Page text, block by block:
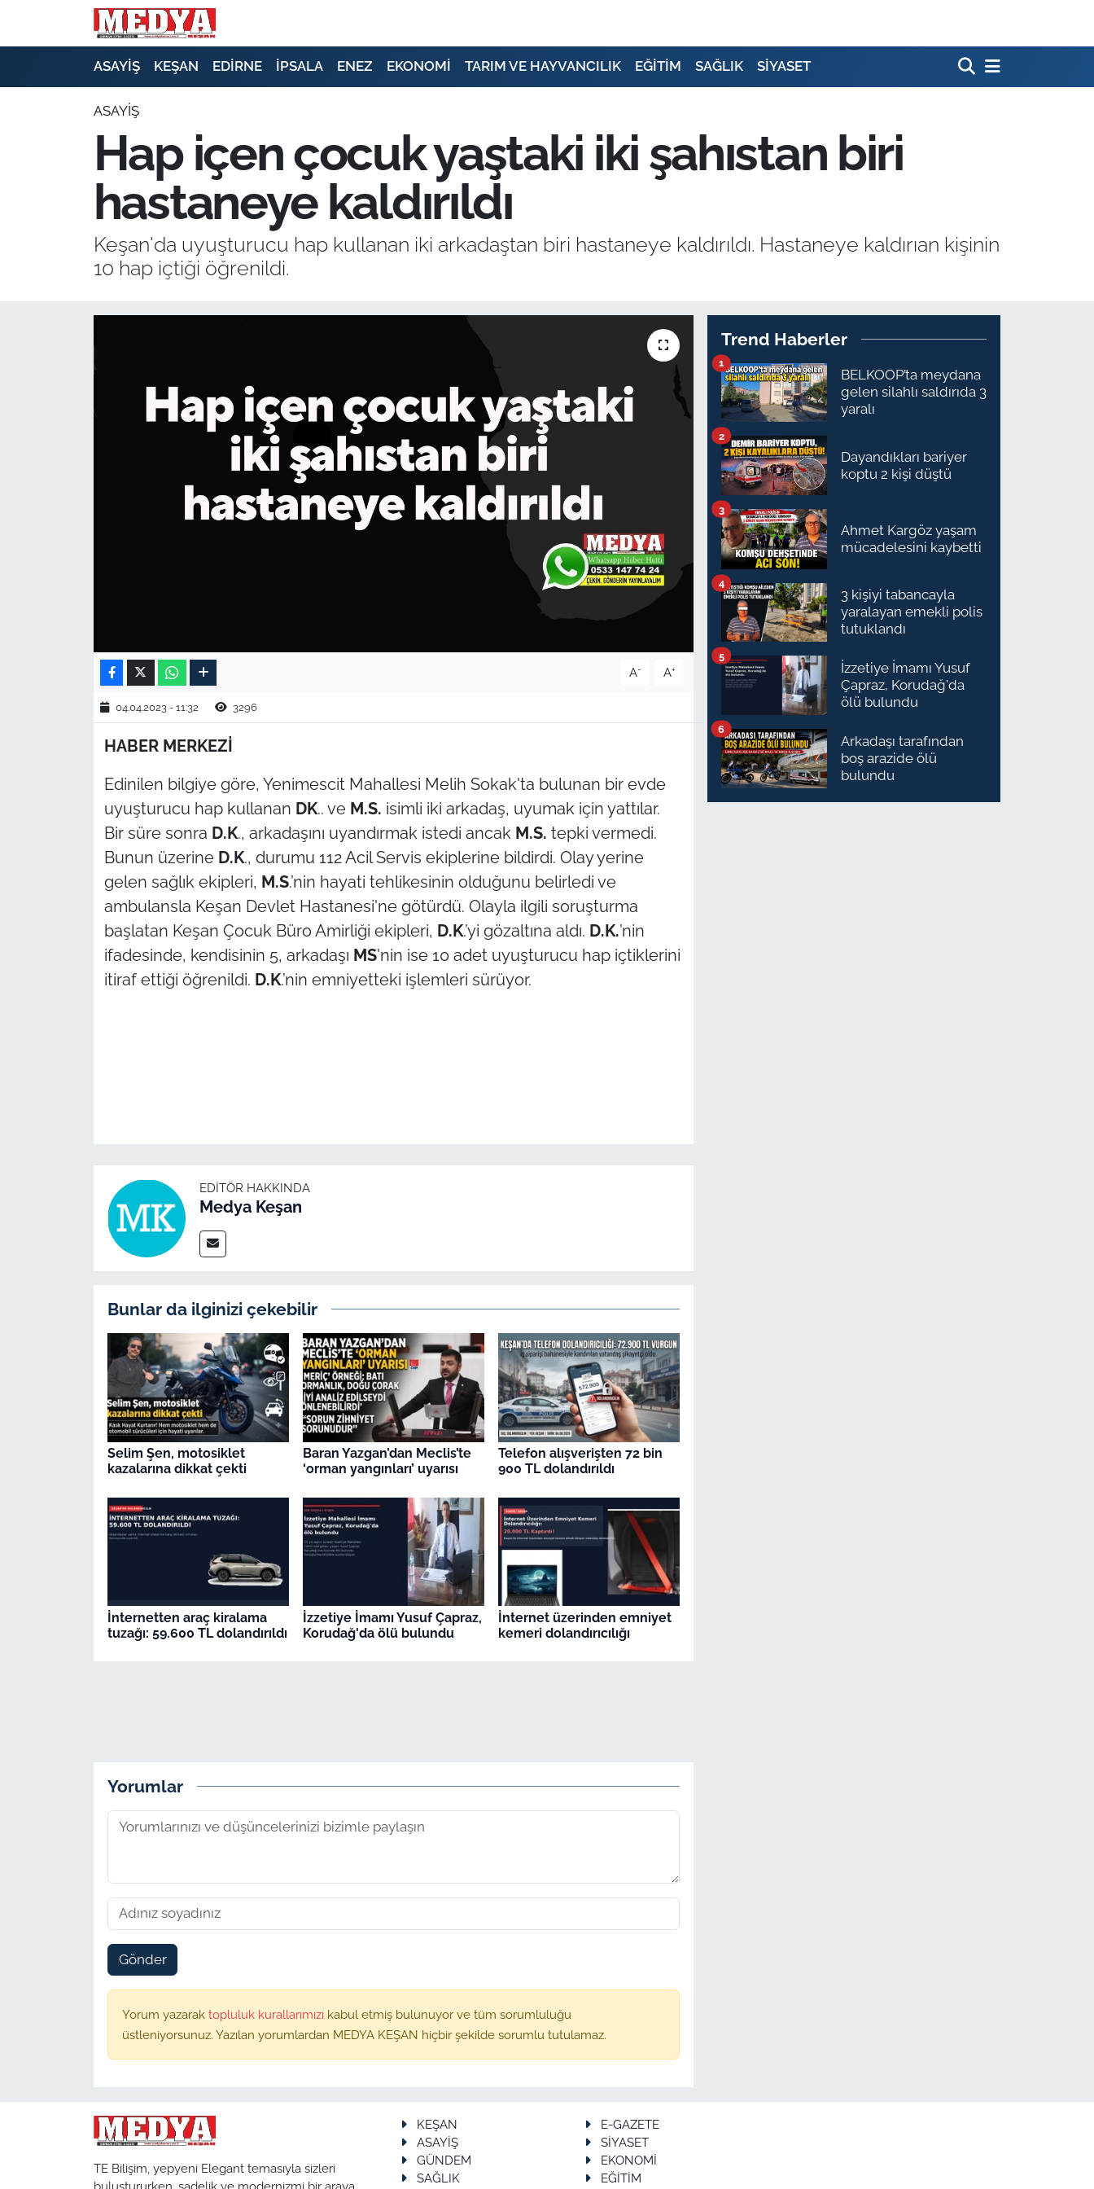
ASAYİŞ KEŞAN EDİRNE İPSALA ENEZ EKONOMİ TARIM VE HAYVANCILIK EĞİTİM SAĞLIK SİYASET
ASAYİŞ
Hap içen çocuk yaştaki iki şahıstan biri
hastaneye kaldırıldı
Keşan'da uyuşturucu hap kullanan iki arkadaştan biri hastaneye kaldırıldı. Hastaneye kaldırıan kişinin
10 hap içtiği öğrenildi.
A- A+
04.04.2023 - 11:32 3296
HABER MERKEZİ
Edinilen bilgiye göre, Yenimescit Mahallesi Melih Sokak'ta bulunan bir evde
uyuşturucu hap kullanan DK.. ve M.S. isimli iki arkadaş, uyumak için yattılar.
Bir süre sonra D.K., arkadaşını uyandırmak istedi ancak M.S. tepki vermedi.
Bunun üzerine D.K., durumu 112 Acil Servis ekiplerine bildirdi. Olay yerine
gelen sağlık ekipleri, M.S.’nin hayati tehlikesinin olduğunu belirledi ve
ambulansla Keşan Devlet Hastanesi'ne götürdü. Olayla ilgili soruşturma
başlatan Keşan Çocuk Büro Amirliği ekipleri, D.K.’yi gözaltına aldı. D.K.’nin
ifadesinde, kendisinin 5, arkadaşı MS'nin ise 10 adet uyuşturucu hap içtiklerini
itiraf ettiği öğrenildi. D.K.’nin emniyetteki işlemleri sürüyor.
EDITÖR HAKKINDA
Medya Keşan
Bunlar da ilginizi çekebilir
Selim Şen, motosiklet
kazalarına dikkat çekti
Baran Yazgan’dan Meclis’te
‘orman yangınları’ uyarısı
Telefon alışverişten 72 bin
900 TL dolandırıldı
İnternetten araç kiralama
tuzağı: 59.600 TL dolandırıldı
İzzetiye İmamı Yusuf Çapraz,
Korudağ'da ölü bulundu
İnternet üzerinden emniyet
kemeri dolandırıcılığı
Yorumlar
Gönder
Yorum yazarak topluluk kurallarımızı kabul etmiş bulunuyor ve tüm sorumluluğu
üstleniyorsunuz. Yazılan yorumlardan MEDYA KEŞAN hiçbir şekilde sorumlu tutulamaz.
Trend Haberler
BELKOOP’ta meydana
gelen silahlı saldırıda 3
yaralı
1
Dayandıkları bariyer
koptu 2 kişi düştü
2
Ahmet Kargöz yaşam
mücadelesini kaybetti
3
3 kişiyi tabancayla
yaralayan emekli polis
tutuklandı
4
İzzetiye İmamı Yusuf
Çapraz, Korudağ'da
ölü bulundu
5
Arkadaşı tarafından
boş arazide ölü
bulundu
6
TE Bilişim, yepyeni Elegant temasıyla sizleri
KEŞAN
E-GAZETE
ASAYİŞ
SİYASET
GÜNDEM
EKONOMİ
SAĞLIK
EĞİTİM
E-GAZETE
SİYASET
EKONOMİ
SAĞLIK
TARIM VE HAYVANCILIK
KIRKLARELİ
ÇANAKKALE
Flaş Haber
English News
Canlı Maç
Gündem-Eğitim